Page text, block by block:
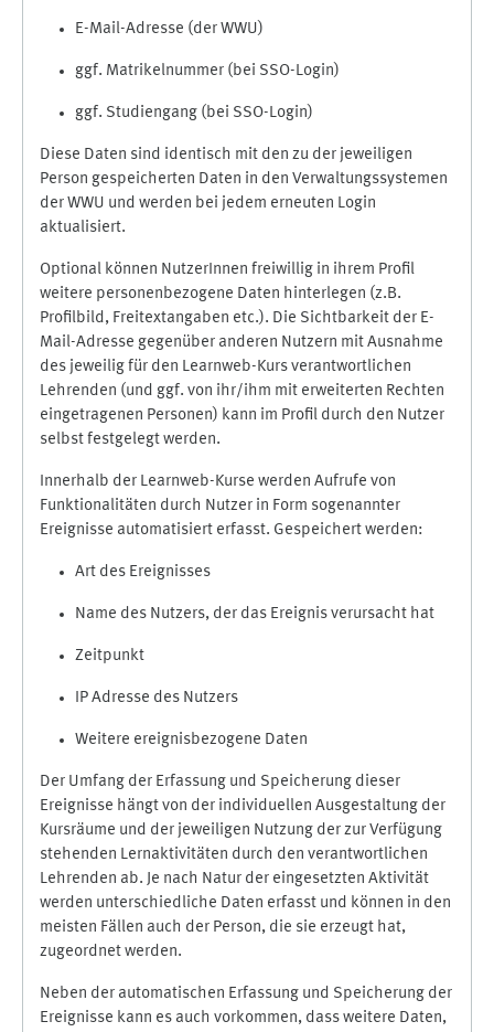
E-Mail-Adresse (der WWU)
ggf. Matrikelnummer (bei SSO-Login)
ggf. Studiengang (bei SSO-Login)
Diese Daten sind identisch mit den zu der jeweiligen
Person gespeicherten Daten in den Verwaltungssystemen
der WWU und werden bei jedem erneuten Login
aktualisiert.
Optional können NutzerInnen freiwillig in ihrem Profil
weitere personenbezogene Daten hinterlegen (z.B.
Profilbild, Freitextangaben etc.). Die Sichtbarkeit der E-
Mail-Adresse gegenüber anderen Nutzern mit Ausnahme
des jeweilig für den Learnweb-Kurs verantwortlichen
Lehrenden (und ggf. von ihr/ihm mit erweiterten Rechten
eingetragenen Personen) kann im Profil durch den Nutzer
selbst festgelegt werden.
Innerhalb der Learnweb-Kurse werden Aufrufe von
Funktionalitäten durch Nutzer in Form sogenannter
Ereignisse automatisiert erfasst. Gespeichert werden:
Art des Ereignisses
Name des Nutzers, der das Ereignis verursacht hat
Zeitpunkt
IP Adresse des Nutzers
Weitere ereignisbezogene Daten
Der Umfang der Erfassung und Speicherung dieser
Ereignisse hängt von der individuellen Ausgestaltung der
Kursräume und der jeweiligen Nutzung der zur Verfügung
stehenden Lernaktivitäten durch den verantwortlichen
Lehrenden ab. Je nach Natur der eingesetzten Aktivität
werden unterschiedliche Daten erfasst und können in den
meisten Fällen auch der Person, die sie erzeugt hat,
zugeordnet werden.
Neben der automatischen Erfassung und Speicherung der
Ereignisse kann es auch vorkommen, dass weitere Daten,